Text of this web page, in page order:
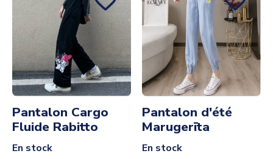
Pantalon Cargo
Fluide Rabitto
En stock
Pantalon d'été
Marugerīta
En stock